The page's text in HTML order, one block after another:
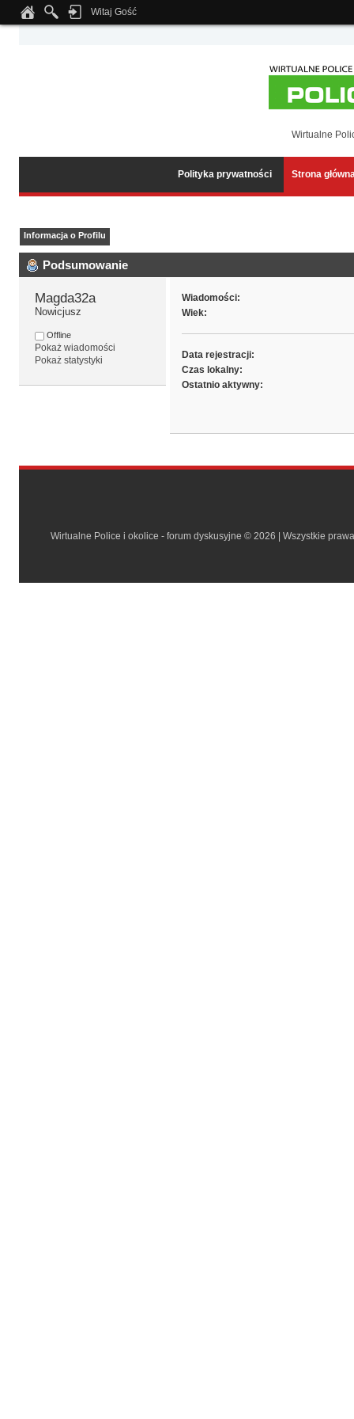
Notice: Undefined index: tapatalk_body_hook in
Witaj Gość
Wirtualne
Polityka prywatności Strona
Informacja o Profilu
Podsumowanie
Magda32a
Nowicjusz
Offline
Pokaż wiadomości
Pokaż statystyki
Wiadomości:
Wiek:
Data rejestracji:
Czas lokalny:
Ostatnio aktywny:
Wirtualne Police i okolice - forum dyskusyjne © 2026 | Wszystkie